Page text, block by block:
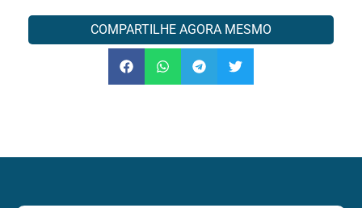
COMPARTILHE AGORA MESMO